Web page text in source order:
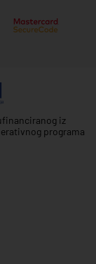
iz
programa